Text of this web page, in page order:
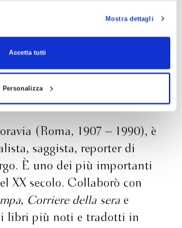
RevocaMostra dettagli
Accetta tutti
Personalizza
Moravia
(Roma, 1907 – 1990), è
saggista, reporter di
È uno dei più importanti
XX secolo. Collaborò con
, Corriere della sera e
libri più noti e tradotti in